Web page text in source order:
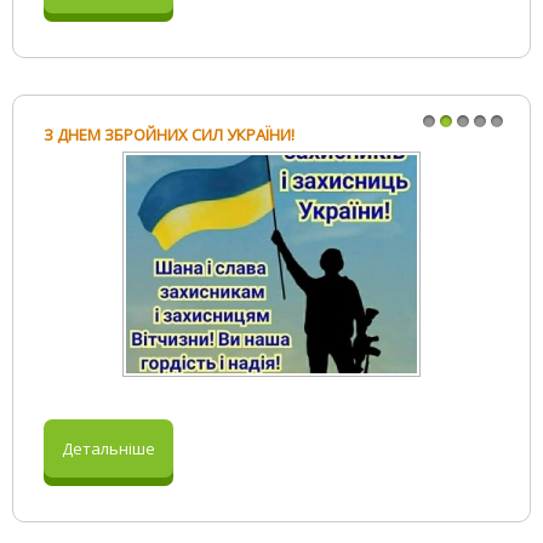
З ДНЕМ ЗБРОЙНИХ СИЛ УКРАЇНИ!
Детальніше